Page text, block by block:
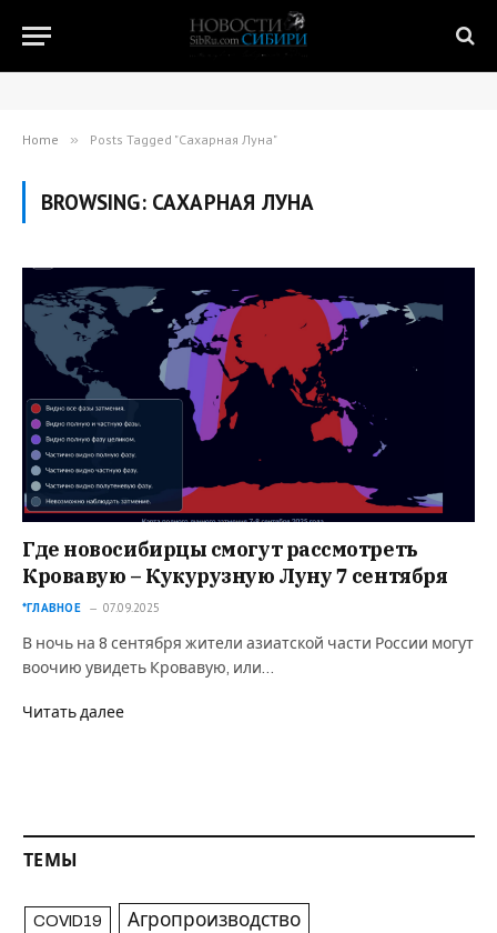
Home » Posts Tagged "Сахарная Луна"
BROWSING: САХАРНАЯ ЛУНА
Где новосибирцы смогут рассмотреть
Кровавую – Кукурузную Луну 7 сентября
*ГЛАВНОЕ 07.09.2025
В ночь на 8 сентября жители азиатской части России могут
воочию увидеть Кровавую, или…
Читать далее
ТЕМЫ
COVID19 Агропроизводство